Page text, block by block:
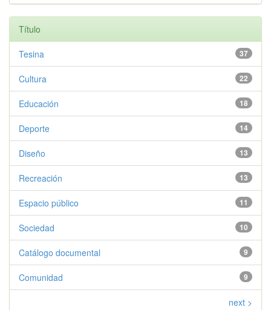
Título
37
Tesina
22
Cultura
18
Educación
14
Deporte
13
Diseño
13
Recreación
11
Espacio público
10
Sociedad
9
Catálogo documental
9
Comunidad
next >